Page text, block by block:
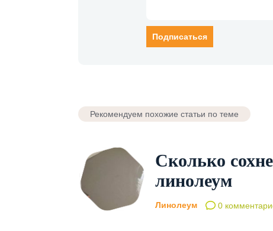
Рекомендуем похожие статьи по теме
Сколько
линолеум
Линолеум 0